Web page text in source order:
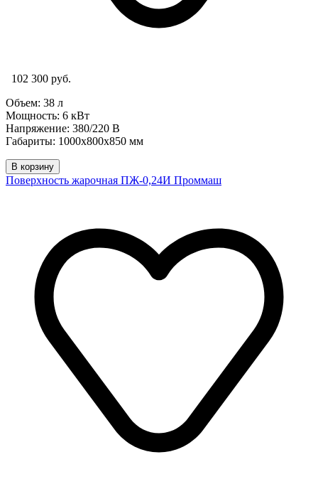
102 300 руб.
Объем: 38 л
Мощность: 6 кВт
Напряжение: 380/220 В
Габариты: 1000х800х850 мм
В корзину
Поверхность жарочная ПЖ-0,24И Проммаш